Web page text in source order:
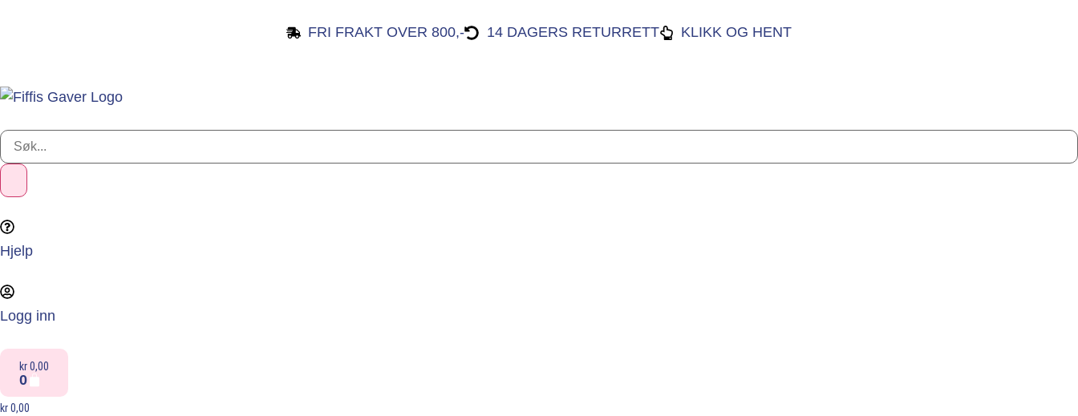
FRI FRAKT OVER 800,- 14 DAGERS RETURRETT KLIKK OG HENT
Hjelp
Logg inn
kr0,00
0
kr0,00